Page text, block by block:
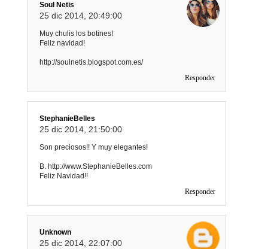
Soul Netis
25 dic 2014, 20:49:00
Muy chulis los botines!
Feliz navidad!
http://soulnetis.blogspot.com.es/
Responder
StephanieBelles
25 dic 2014, 21:50:00
Son preciosos!! Y muy elegantes!
B. http://www.StephanieBelles.com
Feliz Navidad!!
Responder
Unknown
25 dic 2014, 22:07:00